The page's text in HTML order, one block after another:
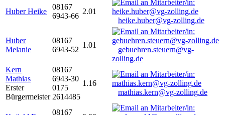
Huber Heike
08167
6943-66
2.01
heike.huber@vg-zolling.de
Huber
Melanie
08167
6943-52
1.01
gebuehren.steuern@vg-
zolling.de
Kern
Mathias
Erster
Bürgermeister
08167
6943-30
0175
2614485
1.16
mathias.kern@vg-zolling.de
08167